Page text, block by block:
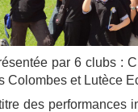
par 6 clubs :
Colombes et Lutèce
des performances